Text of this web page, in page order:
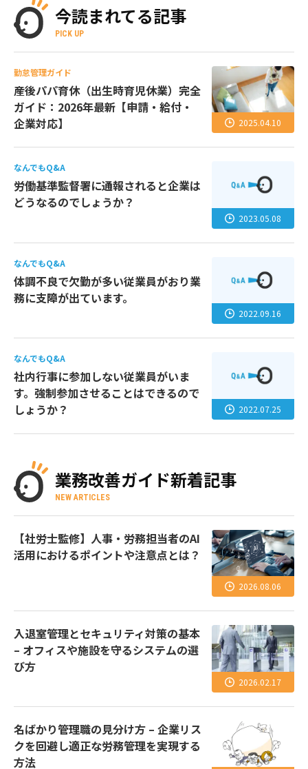
今読まれてる記事
PICK UP
勤怠管理ガイド
産後パパ育休（出生時育児休業）完全
ガイド：2026年最新【申請・給付・
企業対応】
2025.04.10
なんでもQ&A
労働基準監督署に通報されると企業は
どうなるのでしょうか？
2023.05.08
なんでもQ&A
体調不良で欠勤が多い従業員がおり業
務に支障が出ています。
2022.09.16
なんでもQ&A
社内行事に参加しない従業員がいま
す。強制参加させることはできるので
しょうか？
2022.07.25
業務改善ガイド新着記事
NEW ARTICLES
【社労士監修】人事・労務担当者のAI
活用におけるポイントや注意点とは？
2026.08.06
入退室管理とセキュリティ対策の基本
– オフィスや施設を守るシステムの選
び方
2026.02.17
名ばかり管理職の見分け方 – 企業リス
クを回避し適正な労務管理を実現する
方法